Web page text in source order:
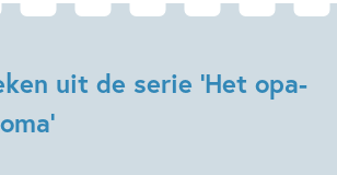
uit de serie 'Het opa-